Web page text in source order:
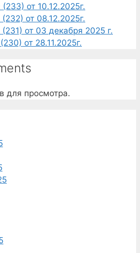
от 10.12.2025г.
от 08.12.2025г.
от 03 декабря 2025 г.
от 28.11.2025г.
для просмотра.